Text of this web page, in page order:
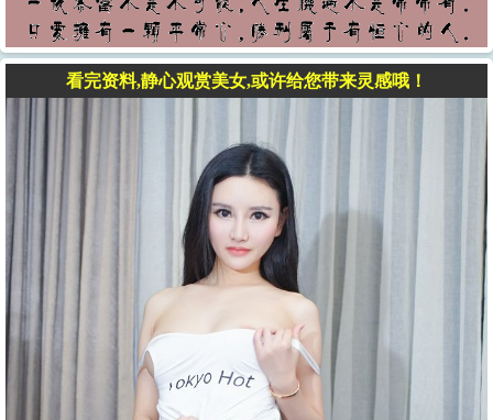
看完资料,静心观赏美女,或许给您带来灵感哦！